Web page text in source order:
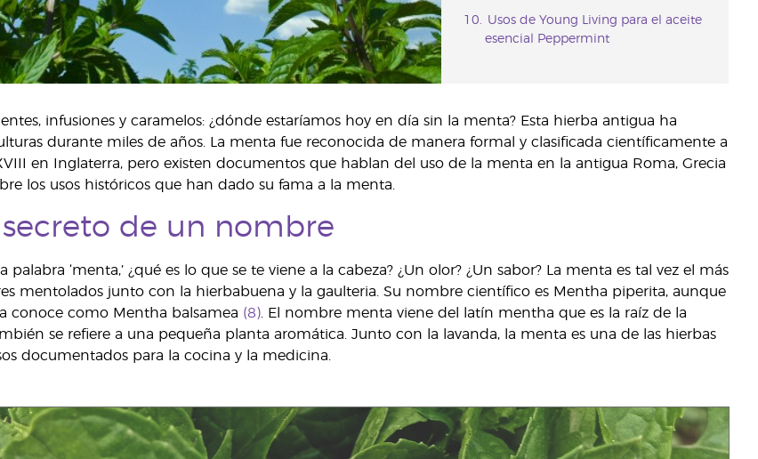
Usos de Young Living para el aceite
esencial Peppermint
infusiones y caramelos: ¿dónde estaríamos hoy en día sin la menta? Esta hierba antigua ha
durante miles de años. La menta fue reconocida de manera formal y clasificada científicamente a
en Inglaterra, pero existen documentos que hablan del uso de la menta en la antigua Roma, Grecia
los usos históricos que han dado su fama a la menta.
secreto de un nombre
palabra ‘menta,’ ¿qué es lo que se te viene a la cabeza? ¿Un olor? ¿Un sabor? La menta es tal vez el más
mentolados junto con la hierbabuena y la gaulteria. Su nombre científico es Mentha piperita, aunque
conoce como Mentha balsamea (8). El nombre menta viene del latín mentha que es la raíz de la
se refiere a una pequeña planta aromática. Junto con la lavanda, la menta es una de las hierbas
documentados para la cocina y la medicina.